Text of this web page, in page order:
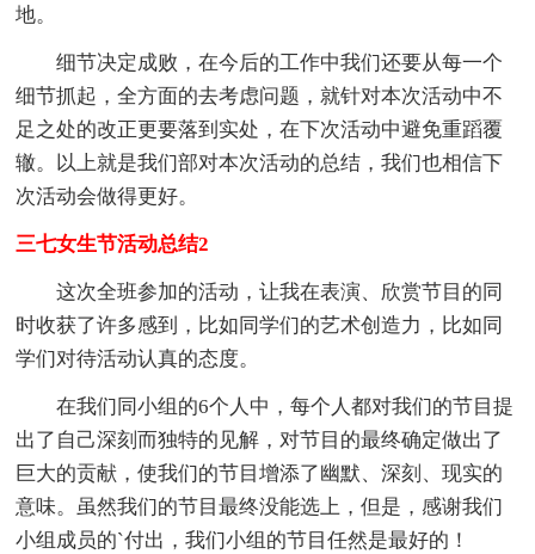
地。
细节决定成败，在今后的工作中我们还要从每一个
细节抓起，全方面的去考虑问题，就针对本次活动中不
足之处的改正更要落到实处，在下次活动中避免重蹈覆
辙。以上就是我们部对本次活动的总结，我们也相信下
次活动会做得更好。
三七女生节活动总结2
这次全班参加的活动，让我在表演、欣赏节目的同
时收获了许多感到，比如同学们的艺术创造力，比如同
学们对待活动认真的态度。
在我们同小组的6个人中，每个人都对我们的节目提
出了自己深刻而独特的见解，对节目的最终确定做出了
巨大的贡献，使我们的节目增添了幽默、深刻、现实的
意味。虽然我们的节目最终没能选上，但是，感谢我们
小组成员的`付出，我们小组的节目任然是最好的！